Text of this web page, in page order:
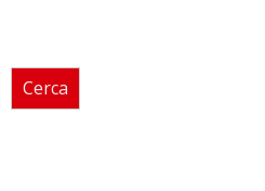
Cerca